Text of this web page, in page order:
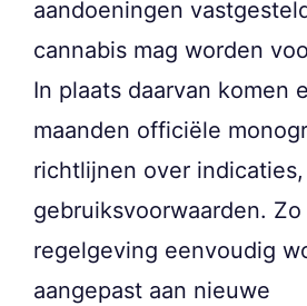
aandoeningen
cannabis mag worden
In plaats daarvan komen
maanden officiële
richtlijnen over
gebruiksvoorwaarden. Zo
regelgeving eenvoudig
aangepast aan nieuwe